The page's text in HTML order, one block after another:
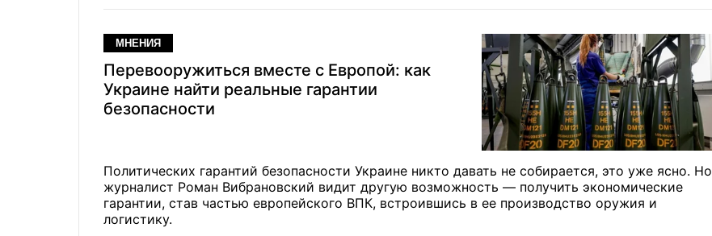
МНЕНИЯ
Перевооружиться вместе с Европой: как
Украине найти реальные гарантии
безопасности
Политических гарантий безопасности Украине никто давать не собирается, это уже ясно. Но
журналист Роман Вибрановский видит другую возможность — получить экономические
гарантии, став частью европейского ВПК, встроившись в ее производство оружия и
логистику.